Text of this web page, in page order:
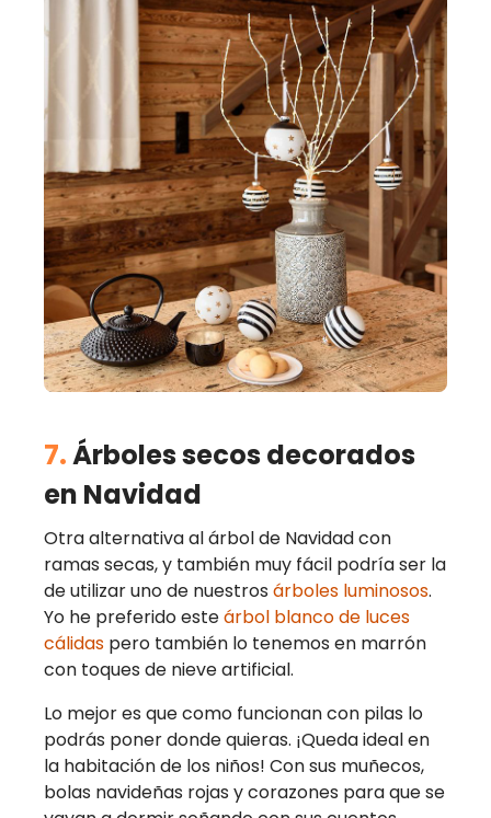
7.Árboles secos decorados
en Navidad
Otra alternativa al árbol de Navidad con
ramas secas, y también muy fácil podría ser la
de utilizar uno de nuestros árboles luminosos.
Yo he preferido esteárbol blanco de luces
cálidas pero también lo tenemos en marrón
con toques de nieve artificial.
Lo mejor es que como funcionan con pilas lo
podrás poner donde quieras. ¡Queda ideal en
la habitación de los niños! Con sus muñecos,
bolas navideñas rojas y corazones para que se